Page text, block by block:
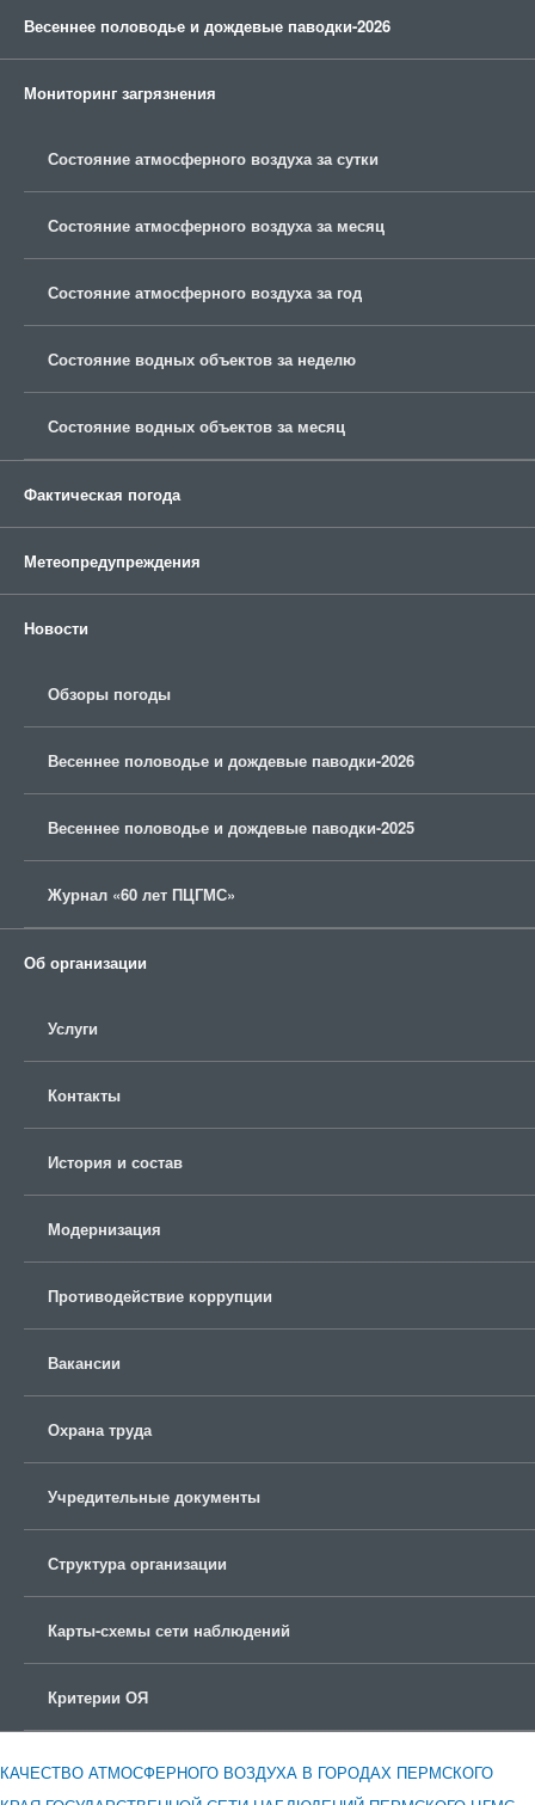
Весеннее половодье и дождевые паводки-2026
Мониторинг загрязнения
Состояние атмосферного воздуха за сутки
Состояние атмосферного воздуха за месяц
Состояние атмосферного воздуха за год
Состояние водных объектов за неделю
Состояние водных объектов за месяц
Фактическая погода
Метеопредупреждения
Новости
Обзоры погоды
Весеннее половодье и дождевые паводки-2026
Весеннее половодье и дождевые паводки-2025
Журнал «60 лет ПЦГМС»
Об организации
Услуги
Контакты
История и состав
Модернизация
Противодействие коррупции
Вакансии
Охрана труда
Учредительные документы
Структура организации
Карты-схемы сети наблюдений
Критерии ОЯ
КАЧЕСТВО АТМОСФЕРНОГО ВОЗДУХА В ГОРОДАХ ПЕРМСКОГО